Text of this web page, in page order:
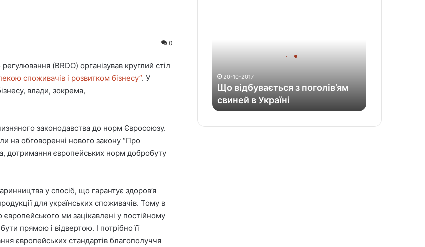
0
(BRDO) організував круглий стіл
споживачів і розвитком бізнесу”. У
влади, зокрема,
законодавства до норм Євросоюзу.
на обговоренні нового закону “Про
дотримання європейських норм добробуту
у спосіб, що гарантує здоров’я
для українських споживачів. Тому в
ми зацікавлені у постійному
прямою і відвертою. І потрібно її
європейських стандартів благополуччя
т
20-10-2017
Що відбувається з поголів’ям
свиней в Україні